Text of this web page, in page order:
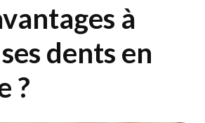
à
dents en
?